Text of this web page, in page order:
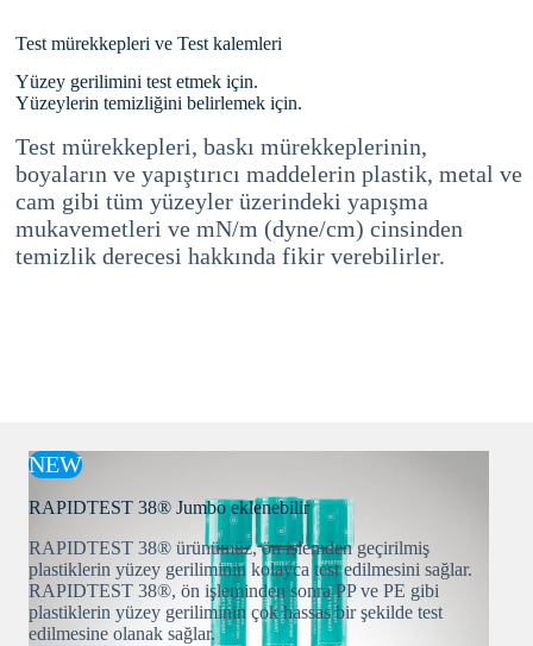
Test mürekkepleri ve Test kalemleri
Yüzey gerilimini test etmek için.
Yüzeylerin temizliğini belirlemek için.
Test mürekkepleri, baskı mürekkeplerinin,
boyaların ve yapıştırıcı maddelerin plastik, metal ve
cam gibi tüm yüzeyler üzerindeki yapışma
mukavemetleri ve mN/m (dyne/cm) cinsinden
temizlik derecesi hakkında fikir verebilirler.
NEW
RAPIDTEST 38® Jumbo eklenebilir
RAPIDTEST 38® ürünümüz, ön işlemden geçirilmiş
plastiklerin yüzey geriliminin kolayca test edilmesini sağlar.
RAPIDTEST 38®, ön işleminden sonra PP ve PE gibi
plastiklerin yüzey geriliminin çok hassas bir şekilde test
edilmesine olanak sağlar.